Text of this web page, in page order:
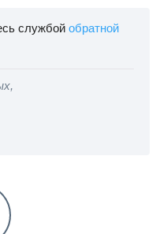
службой обратной